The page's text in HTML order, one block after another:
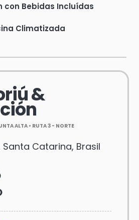
con Bebidas Incluídas
Climatizada
&
ALTA • RUTA 3 - NORTE
Catarina, Brasil